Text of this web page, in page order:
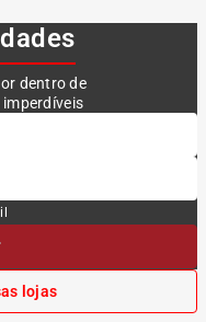
dentro de
lojas